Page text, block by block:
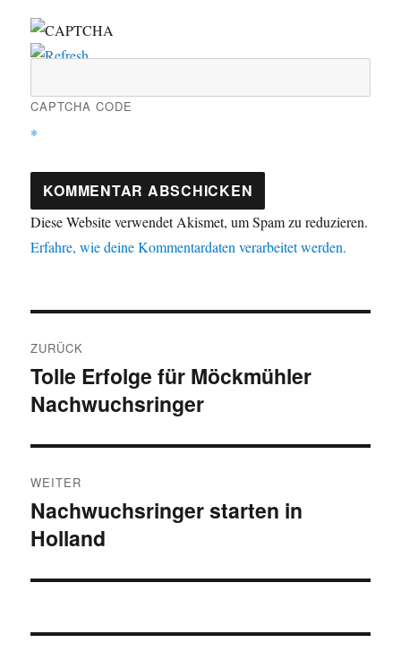
CAPTCHA CODE
*
Diese Website verwendet Akismet, um Spam zu reduzieren.
Erfahre, wie deine Kommentardaten verarbeitet werden.
ZURÜCK
Vorheriger
Beitrag:
Tolle Erfolge für Möckmühler
Nachwuchsringer
WEITER
Nächster
Beitrag:
Nachwuchsringer starten in
Holland